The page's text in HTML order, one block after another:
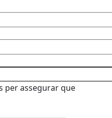
per assegurar que